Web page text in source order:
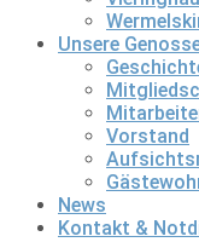
Unsere
Vorstand
News
Kontakt &